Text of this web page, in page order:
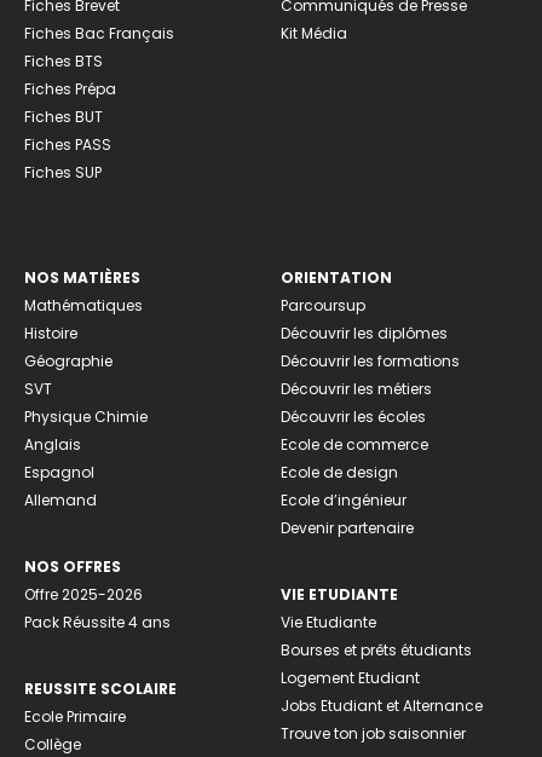
Fiches Brevet
Fiches Bac Français
Fiches BTS
Fiches Prépa
Fiches BUT
Fiches PASS
Fiches SUP
Communiqués de Presse
Kit Média
NOS MATIÈRES
Mathématiques
Histoire
Géographie
SVT
Physique Chimie
Anglais
Espagnol
Allemand
NOS OFFRES
Offre 2025-2026
Pack Réussite 4 ans
REUSSITE SCOLAIRE
Ecole Primaire
Collège
ORIENTATION
Parcoursup
Découvrir les diplômes
Découvrir les formations
Découvrir les métiers
Découvrir les écoles
Ecole de commerce
Ecole de design
Ecole d’ingénieur
Devenir partenaire
VIE ETUDIANTE
Vie Etudiante
Bourses et prêts étudiants
Logement Etudiant
Jobs Etudiant et Alternance
Trouve ton job saisonnier